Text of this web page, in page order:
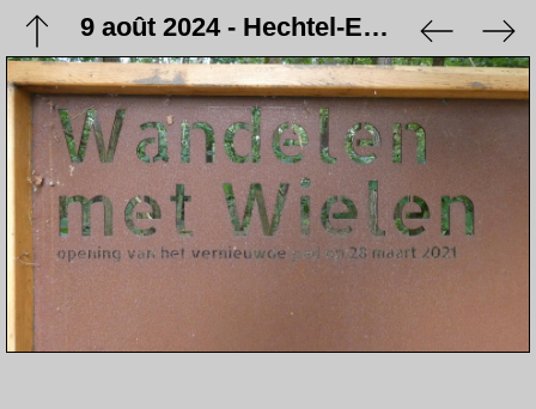
9 août 2024 - Hechtel-Eksel - Balade à vélo avec Pascal à Hechtel-Eksel